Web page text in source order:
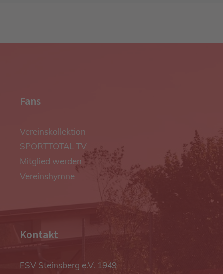
Fans
Vereinskollektion
SPORTTOTAL TV
Mitglied werden
Vereinshymne
Kontakt
FSV Steinsberg e.V. 1949